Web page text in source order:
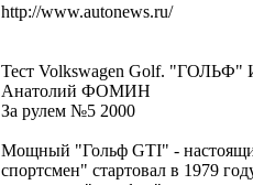
http://www.autonews.ru/
Тест Volkswagen Golf.
Анатолий ФОМИН
За рулем №5 2000
Мощный "Гольф GTI" -
спортсмен" стартовал в 1979